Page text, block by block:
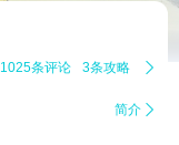
1025条评论 3条攻略 
简介 